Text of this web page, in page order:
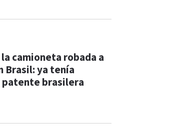
camioneta robada a
Brasil: ya tenía
patente brasilera